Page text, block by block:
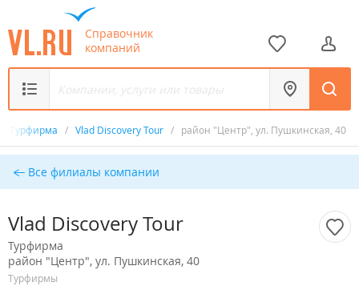
Справочник
компаний
Турфирма / Vlad Discovery Tour / район "Центр", ул. Пушкинская, 40
Все филиалы компании
Vlad Discovery Tour
Турфирма
район "Центр", ул. Пушкинская, 40
Турфирмы